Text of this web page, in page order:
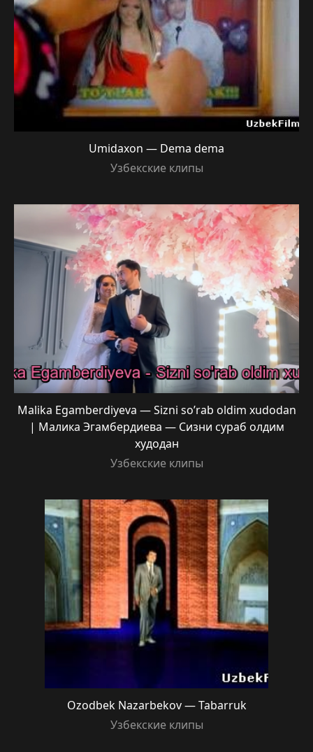
Umidaxon — Dema dema
Узбекские клипы
Malika Egamberdiyeva — Sizni so’rab oldim xudodan
| Малика Эгамбердиева — Сизни сураб олдим
худодан
Узбекские клипы
Ozodbek Nazarbekov — Tabarruk
Узбекские клипы